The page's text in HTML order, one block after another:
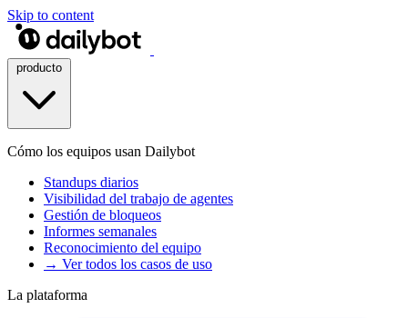
Skip to content
Cómo los equipos usan Dailybot
Standups diarios
Visibilidad del trabajo de agentes
Gestión de bloqueos
Informes semanales
Reconocimiento del equipo
→ Ver todos los casos de uso
La plataforma